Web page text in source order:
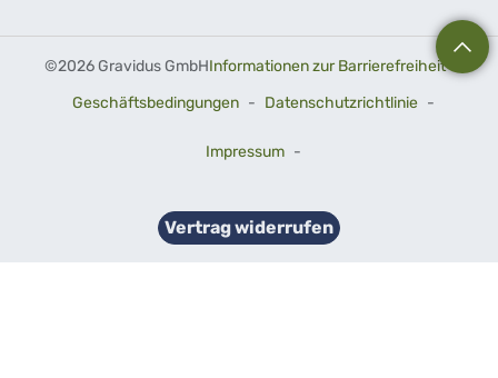
©2026 Gravidus GmbHInformationen zur Barrierefreiheit-
Geschäftsbedingungen - Datenschutzrichtlinie -
Impressum -
Vertrag widerrufen